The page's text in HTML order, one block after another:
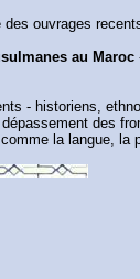
ouvrages
au Maroc
- historiens,
des
la langue, la